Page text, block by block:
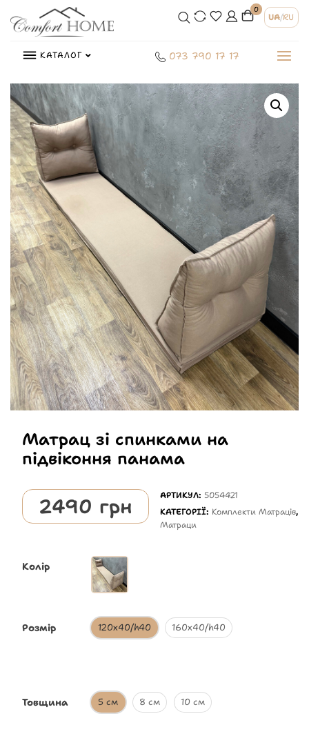
0
UA/RU
КАТАЛОГ 073 790 17 17
Матрац зі спинками на
підвіконня панама
2490 грн АРТИКУЛ: 5054421
КАТЕГОРІЇ: Комплекти Матраців,
Матраци
Колір
Розмір 120х40/h40 160x40/h40
Товщина 5 см 8 см 10 см